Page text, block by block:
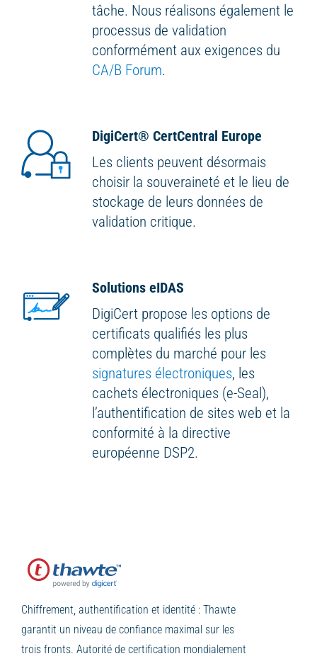
tâche. Nous réalisons également le
processus de validation
conformément aux exigences du
CA/B Forum.
DigiCert® CertCentral Europe
Les clients peuvent désormais
choisir la souveraineté et le lieu de
stockage de leurs données de
validation critique.
Solutions eIDAS
DigiCert propose les options de
certificats qualifiés les plus
complètes du marché pour les
signatures électroniques, les
cachets électroniques (e-Seal),
l’authentification de sites web et la
conformité à la directive
européenne DSP2.
Chiffrement, authentification et identité : Thawte
garantit un niveau de confiance maximal sur les
trois fronts. Autorité de certification mondialement